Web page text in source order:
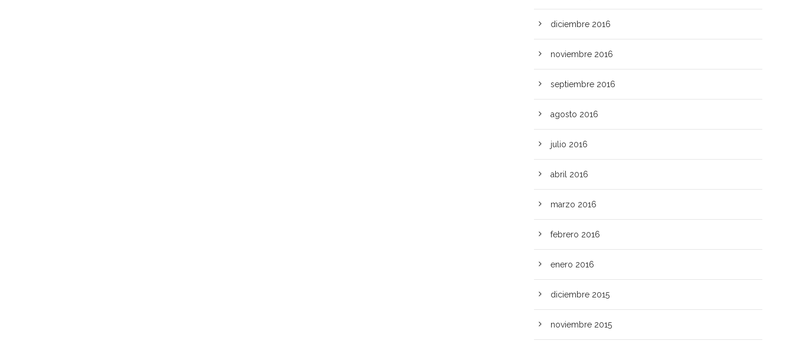
diciembre 2016
noviembre 2016
septiembre 2016
agosto 2016
julio 2016
abril 2016
marzo 2016
febrero 2016
enero 2016
diciembre 2015
noviembre 2015